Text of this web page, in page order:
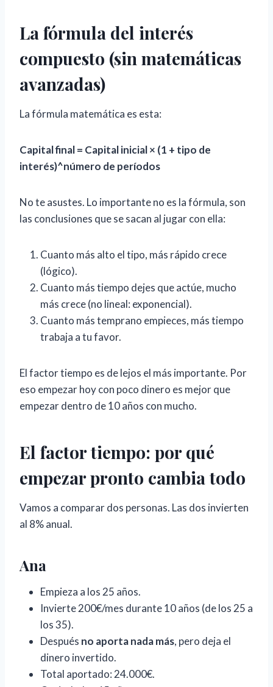
La fórmula del interés
compuesto (sin matemáticas
avanzadas)
La fórmula matemática es esta:
Capital final = Capital inicial × (1 + tipo de
interés)^número de períodos
No te asustes. Lo importante no es la fórmula, son
las conclusiones que se sacan al jugar con ella:
Cuanto más alto el tipo, más rápido crece
(lógico).
Cuanto más tiempo dejes que actúe, mucho
más crece (no lineal: exponencial).
Cuanto más temprano empieces, más tiempo
trabaja a tu favor.
El factor tiempo es de lejos el más importante. Por
eso empezar hoy con poco dinero es mejor que
empezar dentro de 10 años con mucho.
El factor tiempo: por qué
empezar pronto cambia todo
Vamos a comparar dos personas. Las dos invierten
al 8% anual.
Ana
Empieza a los 25 años.
Invierte 200€/mes durante 10 años (de los 25 a
los 35).
Después no aporta nada más, pero deja el
dinero invertido.
Total aportado: 24.000€.